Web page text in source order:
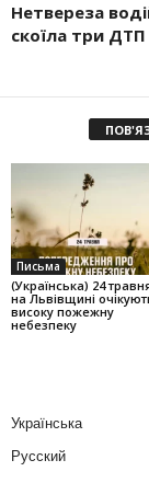
Нетвереза
скоїла три ДТП
Письма
(Українська) 24
на Львівщині
високу пожежну
небезпеку
Українська
Русский